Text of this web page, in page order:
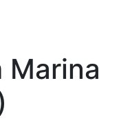
Marina